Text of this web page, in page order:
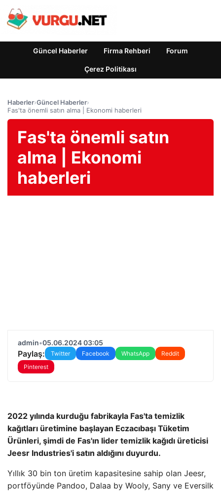
Güncel Haberler Firma Rehberi Forum
Çerez Politikası
Haberler›Güncel Haberler›
Fas'ta önemli satın alma | Ekonomi haberleri
Fas'ta önemli satın
alma | Ekonomi
haberleri
admin•05.06.2024 03:05
Paylaş: Twitter Facebook WhatsApp
Reddit
Pinterest
2022 yılında kurduğu fabrikayla Fas'ta temizlik
kağıtları üretimine başlayan Eczacıbaşı Tüketim
Ürünleri, şimdi de Fas'ın lider temizlik kağıdı üreticisi
Jeesr Industries'i satın aldığını duyurdu.
Yıllık 30 bin ton üretim kapasitesine sahip olan Jeesr,
portföyünde Pandoo, Dalaa by Wooly, Sany ve Eversilk